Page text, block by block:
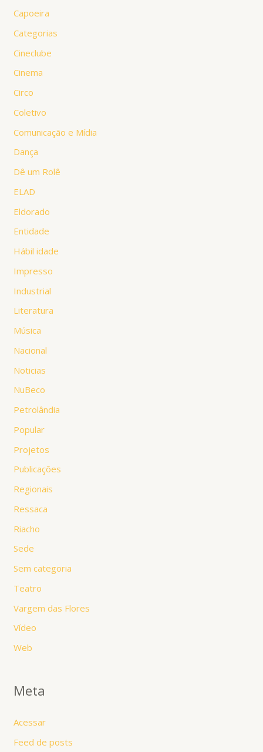
Capoeira
Categorias
Cineclube
Cinema
Circo
Coletivo
Comunicação e Mídia
Dança
Dê um Rolê
ELAD
Eldorado
Entidade
Hábil idade
Impresso
Industrial
Literatura
Música
Nacional
Noticias
NuBeco
Petrolândia
Popular
Projetos
Publicações
Regionais
Ressaca
Riacho
Sede
Sem categoria
Teatro
Vargem das Flores
Vídeo
Web
Meta
Acessar
Feed de posts